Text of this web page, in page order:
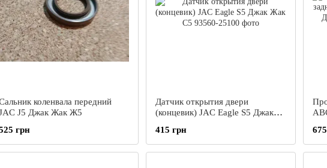
коленвала передний
J5 Джак Жак Ж5
грн
Датчик открытия двери
(концевик) JAC Eagle S5 Джак
415 грн
Жак